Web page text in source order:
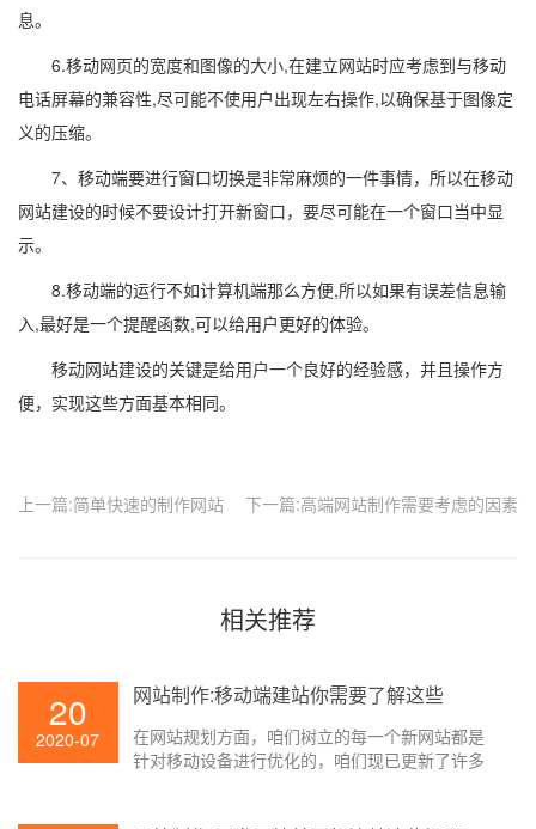
息。
6.移动网页的宽度和图像的大小,在建立网站时应考虑到与移动
电话屏幕的兼容性,尽可能不使用户出现左右操作,以确保基于图像定
义的压缩。
7、移动端要进行窗口切换是非常麻烦的一件事情，所以在移动
网站建设的时候不要设计打开新窗口，要尽可能在一个窗口当中显
示。
8.移动端的运行不如计算机端那么方便,所以如果有误差信息输
入,最好是一个提醒函数,可以给用户更好的体验。
移动网站建设的关键是给用户一个良好的经验感，并且操作方
便，实现这些方面基本相同。
上一篇:简单快速的制作网站 下一篇:高端网站制作需要考虑的因素
相关推荐
20
2020-07
网站制作:移动端建站你需要了解这些
在网站规划方面，咱们树立的每一个新网站都是
针对移动设备进行优化的，咱们现已更新了许多